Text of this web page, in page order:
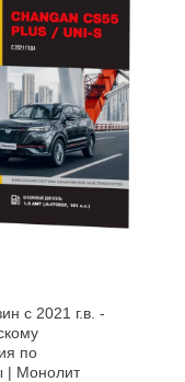
с 2021 г.в. -
по
| Монолит